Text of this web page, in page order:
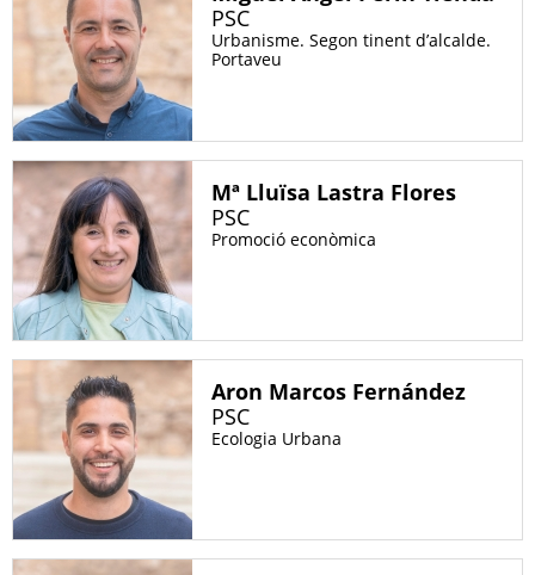
Seu electrònica AOC
Mapes de Calafell
PSC
Urbanisme. Segon tinent d’alcalde.
Portaveu
Mª Lluïsa Lastra Flores
PSC
Promoció econòmica
Aron Marcos Fernández
PSC
Ecologia Urbana